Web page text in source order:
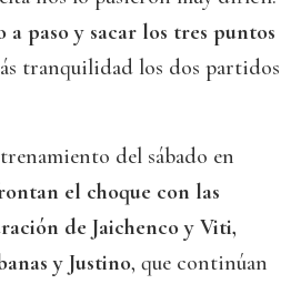
a paso y sacar los tres puntos
tranquilidad los dos partidos
del sábado en
el choque con las
de Jaichenco y Viti,
y Justino, que continúan